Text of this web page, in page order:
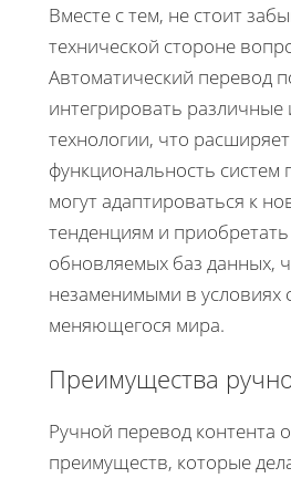
Вместе с тем, не стоит
технической стороне
Автоматический перевод
интегрировать
технологии, что расширяет
функциональность систем
могут адаптироваться к
тенденциям и
обновляемых баз данных,
незаменимыми в условиях
меняющегося мира.
Преимущества
Ручной перевод контента
преимуществ, которые